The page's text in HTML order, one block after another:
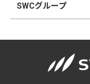
SWCグループ